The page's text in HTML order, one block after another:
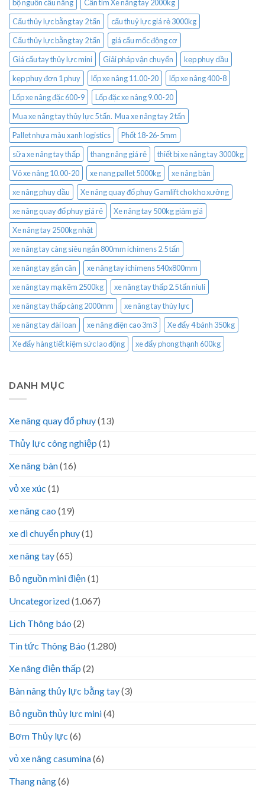
bộ nguồn cẩu nâng
Cần tìm Xe nâng tay 2000kg
Cẩu thủy lực bằng tay 2 tấn
cẩu thuỷ lực giá rẻ 3000kg
Cẩu thủy lực bằng tay 2 tấn
giá cẩu mốc động cơ
Giá cẩu tay thủy lực mini
Giải pháp vận chuyển
kẹp phuy dầu
kẹp phuy đơn 1 phuy
lốp xe nâng 11.00-20
lốp xe nâng 400-8
Lốp xe nâng đặc 600-9
Lốp đặc xe nâng 9.00-20
Mua xe nâng tay thủy lực 5 tấn. Mua xe nâng tay 2 tấn
Pallet nhựa màu xanh logistics
Phốt 18-26-5mm
sữa xe nâng tay thấp
thang nâng giá rẻ
thiết bị xe nâng tay 3000kg
Vỏ xe nâng 10.00-20
xe nang pallet 5000kg
xe nâng bàn
xe nâng phuy dầu
Xe nâng quay đổ phuy Gamlift cho kho xưởng
xe nâng quay đổ phuy giá rẻ
Xe nâng tay 500kg giảm giá
Xe nâng tay 2500kg nhật
xe nâng tay càng siêu ngắn 800mm ichimens 2.5 tấn
xe nâng tay gắn cân
xe nâng tay ichimens 540x800mm
xe nâng tay mạ kẽm 2500kg
xe nâng tay thấp 2.5 tấn niuli
xe nâng tay thấp càng 2000mm
xe nâng tay thủy lực
xe nâng tay đài loan
xe nâng điện cao 3m3
Xe đẩy 4 bánh 350kg
Xe đẩy hàng tiết kiệm sức lao động
xe đẩy phong thạnh 600kg
DANH MỤC
Xe nâng quay đổ phuy(13)
Thủy lực công nghiệp (1)
Xe nâng bàn(16)
vỏ xe xúc (1)
xe nâng cao (19)
xe di chuyển phuy(1)
xe nâng tay(65)
Bộ nguồn mini điện(1)
Uncategorized(1.067)
Lịch Thông báo (2)
Tin tức Thông Báo (1.280)
Xe nâng điện thấp (2)
Bàn nâng thủy lực bằng tay(3)
Bộ nguồn thủy lực mini(4)
Bơm Thủy lực (6)
vỏ xe nâng casumina(6)
Thang nâng(6)